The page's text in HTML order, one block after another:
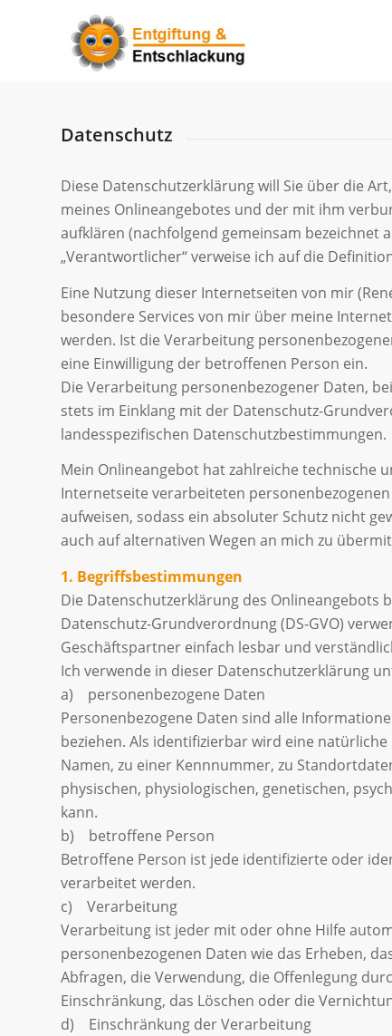
Datenschutz
Diese Datenschutzerklärung will Sie über die
meines Onlineangebotes und der mit ihm
aufklären (nachfolgend gemeinsam bezeichnet
„Verantwortlicher“ verweise ich auf die
Eine Nutzung dieser Internetseiten von mir
besondere Services von mir über meine
werden. Ist die Verarbeitung
eine Einwilligung der betroffenen Person ein.
Die Verarbeitung personenbezogener Daten,
stets im Einklang mit der Datenschutz-
landesspezifischen Datenschutzbestimmungen.
Mein Onlineangebot hat zahlreiche technische
Internetseite verarbeiteten
aufweisen, sodass ein absoluter Schutz nicht
auch auf alternativen Wegen an mich zu
1. Begriffsbestimmungen
Die Datenschutzerklärung des Onlineangebots
Datenschutz-Grundverordnung (DS-GVO)
Geschäftspartner einfach lesbar und
Ich verwende in dieser Datenschutzerklärung
a) personenbezogene Daten
Personenbezogene Daten sind alle
beziehen. Als identifizierbar wird eine
Namen, zu einer Kennnummer, zu
physischen, physiologischen, genetischen,
kann.
b) betroffene Person
Betroffene Person ist jede identifizierte oder
verarbeitet werden.
c) Verarbeitung
Verarbeitung ist jeder mit oder ohne Hilfe
personenbezogenen Daten wie das Erheben,
Abfragen, die Verwendung, die Offenlegung
Einschränkung, das Löschen oder die
d) Einschränkung der Verarbeitung